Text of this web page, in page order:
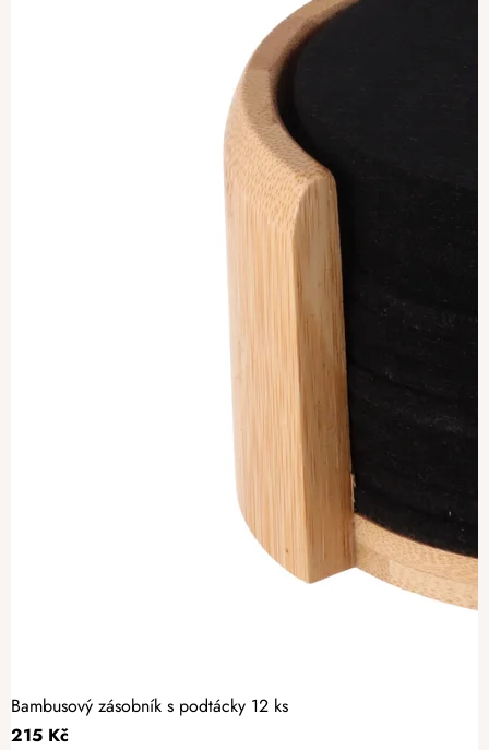
Bambusový zásobník s podtácky 12 ks
215 Kč